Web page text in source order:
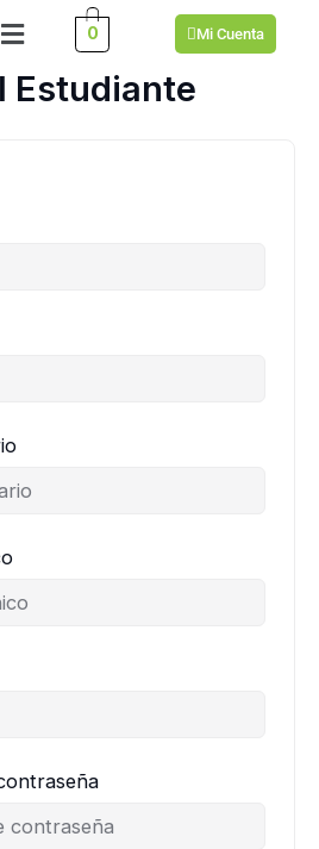
Menú 0 Mi Cuenta
Estudiante